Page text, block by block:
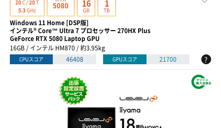
20C /20T
5.3GHz
5080 16
GB
1
TB
Windows 11 Home [DSP版]
インテル® Core™ Ultra 7 プロセッサー 270HX Plus
GeForce RTX 5080 Laptop GPU
16GB / インテル HM870 / 約3.95kg
CPUスコア 46408 GPUスコア 21700 ?